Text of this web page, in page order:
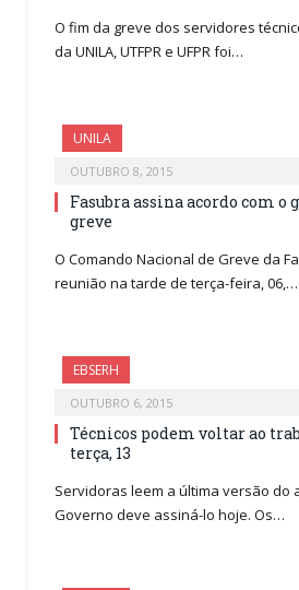
O fim da greve dos servidores
da UNILA, UTFPR e UFPR foi…
UNILA
OUTUBRO 8, 2015
Fasubra assina acordo com o
greve
O Comando Nacional de Greve da
reunião na tarde de terça-feira, 06,…
EBSERH
OUTUBRO 6, 2015
Técnicos podem voltar ao
terça, 13
Servidoras leem a última versão do
Governo deve assiná-lo hoje. Os…